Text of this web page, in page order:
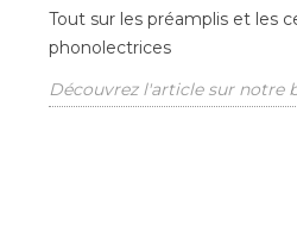
Tout sur les préamplis et les
phonolectrices
Découvrez l'article sur notre